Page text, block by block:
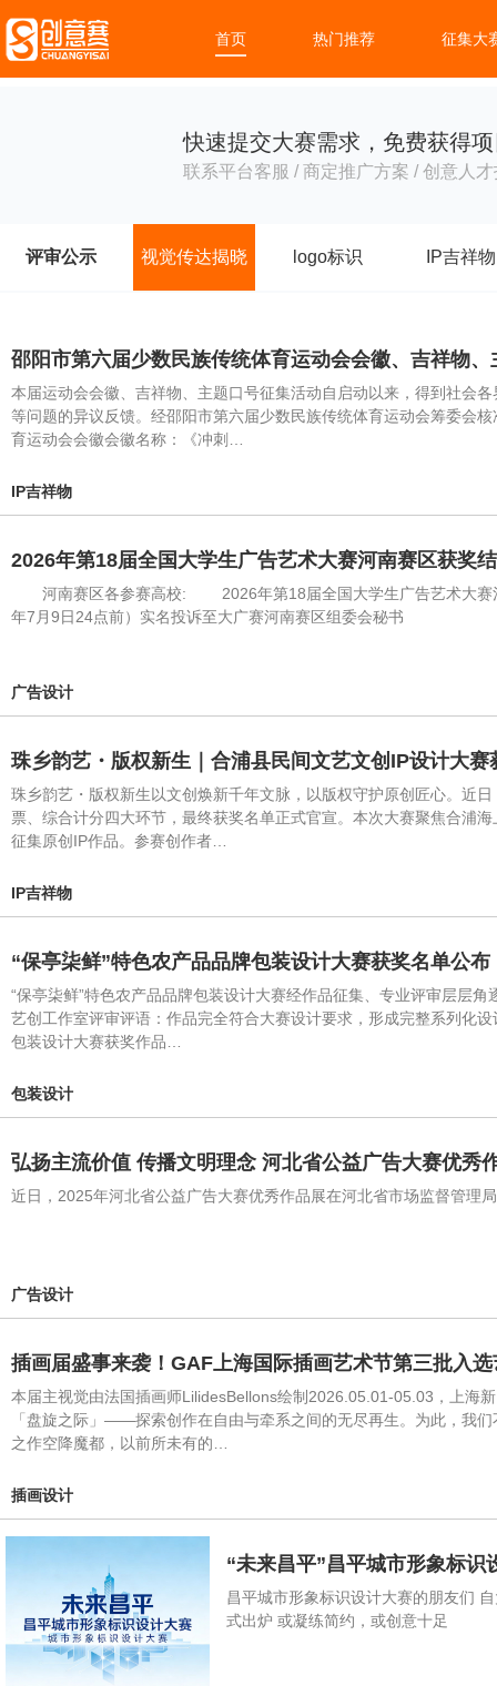
首页 热门推荐 征集大
快速提交大赛需求，免费获得
联系平台客服 / 商定推广方案 / 创意人
评审公示 视觉传达揭晓 logo标识 IP吉祥物
邵阳市第六届少数民族传统体育运动会会徽、吉祥物
本届运动会会徽、吉祥物、主题口号征集活动自启动以来，得到社会
等问题的异议反馈。经邵阳市第六届少数民族传统体育运动会筹委会
育运动会会徽会徽名称：《冲刺…
IP吉祥物
2026年第18届全国大学生广告艺术大赛河南赛区获奖
河南赛区各参赛高校: 2026年第18届全国大学生广告艺术大赛
年7月9日24点前）实名投诉至大广赛河南赛区组委会秘书
广告设计
珠乡韵艺・版权新生｜合浦县民间文艺文创IP设计大赛
珠乡韵艺・版权新生以文创焕新千年文脉，以版权守护原创匠心。近
票、综合计分四大环节，最终获奖名单正式官宣。本次大赛聚焦合浦
征集原创IP作品。参赛创作者…
IP吉祥物
“保亭柒鲜”特色农产品品牌包装设计大赛获奖名单公布
“保亭柒鲜”特色农产品品牌包装设计大赛经作品征集、专业评审层层
艺创工作室评审评语：作品完全符合大赛设计要求，形成完整系列化
包装设计大赛获奖作品…
包装设计
弘扬主流价值 传播文明理念 河北省公益广告大赛优秀
近日，2025年河北省公益广告大赛优秀作品展在河北省市场监督管理
广告设计
插画届盛事来袭！GAF上海国际插画艺术节第三批入
本届主视觉由法国插画师LilidesBellons绘制2026.05.01-05.03，上海
「盘旋之际」——探索创作在自由与牵系之间的无尽再生。为此，我
之作空降魔都，以前所未有的…
插画设计
“未来昌平”昌平城市形象标识
昌平城市形象标识设计大赛的朋友们
式出炉 或凝练简约，或创意十足